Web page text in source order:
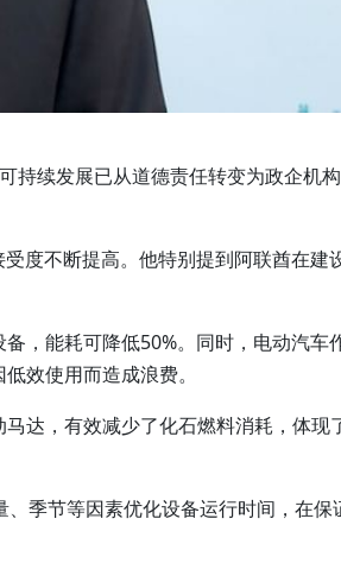
持续发展已从道德责任转变为政企机
度不断提高。他特别提到阿联酋在建
，能耗可降低50%。同时，电动汽车
效使用而造成浪费。
达，有效减少了化石燃料消耗，体现
季节等因素优化设备运行时间，在保